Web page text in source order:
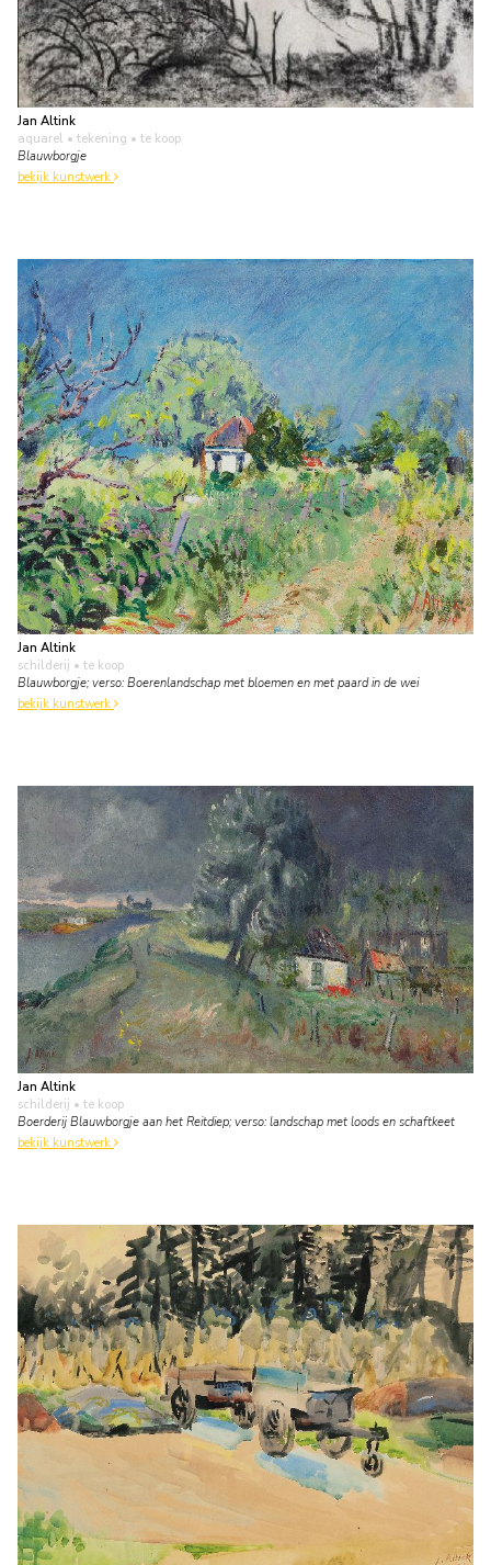
Jan Altink
aquarel • tekening • te koop
Blauwborgje
bekijk kunstwerk
Jan Altink
schilderij • te koop
Blauwborgje; verso: Boerenlandschap met bloemen en met paard in de wei
bekijk kunstwerk
Jan Altink
schilderij • te koop
Boerderij Blauwborgje aan het Reitdiep; verso: landschap met loods en schaftkeet
bekijk kunstwerk